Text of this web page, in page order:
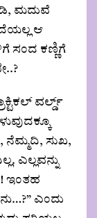
ಮದುವೆ
ಆ
ಸಂದ ಕಣ್ಣಿಗೆ
ವರ್ಲ್ಡ್
ನೆಮ್ಮದಿ, ಸುಖ,
ಎಲ್ಲವನ್ನು
ಇಂತಹ
ಎಂದು